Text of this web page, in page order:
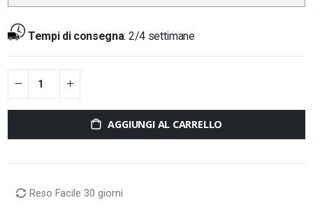
Tempi di consegna: 2/4 settimane
AGGIUNGI AL CARRELLO
Reso Facile 30 giorni